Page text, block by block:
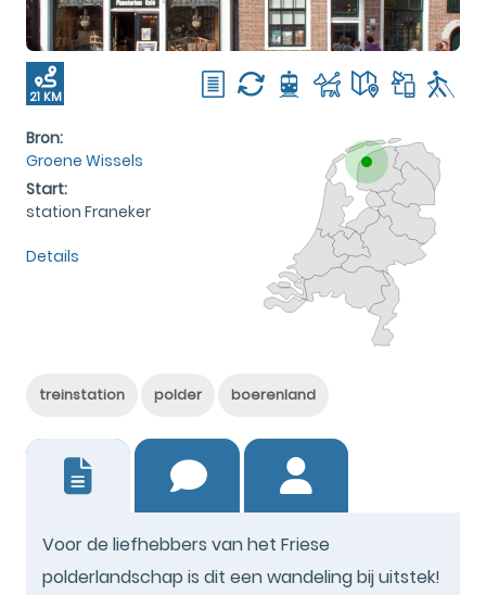
21 KM
Bron:
Groene Wissels
Start:
station Franeker
Details
treinstation polder boerenland
Voor de liefhebbers van het Friese
polderlandschap is dit een wandeling bij uitstek!